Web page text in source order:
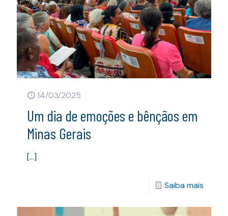
14/03/2025
Um dia de emoções e bênçãos em
Minas Gerais
[…]
Saiba mais